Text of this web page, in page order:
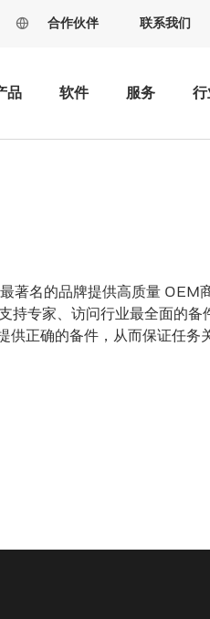
合作伙伴 联系我们
品 软件 服务
名的品牌提供高质量 OEM
持专家、访问行业最全面的
正确的备件，从而保证任务